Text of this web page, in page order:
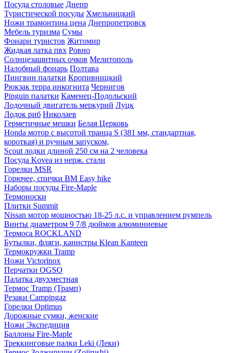
Посуда столовые Днепр
Туристической посуды Хмельницкий
Ножи трамонтина цена Днепропетровск
Мебель туризма Сумы
Фонари туристов Житомир
Жидкая латка пвх Ровно
Солнцезащитных очков Мелитополь
Налобный фонарь Полтава
Пингвин палатки Кропивницкий
Рюкзак терра инкогнита Чернигов
Pinguin палатки Каменец-Подольский
Лодочный двигатель меркурий Луцк
Лодок риб Николаев
Герметичные мешки Белая Церковь
Honda мотор с высотой транца S (381 мм, стандартная,
короткая) и ручным запуском,
Scout лодки длиной 250 см на 2 человека
Посуда Kovea из нерж. стали
Горелки MSR
Горючее, спички BM Easy hike
Наборы посуды Fire-Maple
Термоноски
Плитки Summit
Nissan мотор мощностью 18-25 л.с. и управлением румпель
Винты диаметром 9 7/8 дюймов алюминиевые
Термоса ROCKLAND
Бутылки, фляги, канистры Klean Kanteen
Термокружки Tramp
Ножи Victorinox
Перчатки OGSO
Палатка двухместная
Термос Tramp (Трамп)
Резаки Campingaz
Горелки Optimus
Дорожные сумки, женские
Ножи Экспедиция
Баллоны Fire-Maple
Треккинговые палки Leki (Леки)